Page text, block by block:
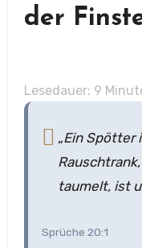
der
Lesedauer: 9
„Ein Spötter
taumelt, ist
Sprüche 20:1